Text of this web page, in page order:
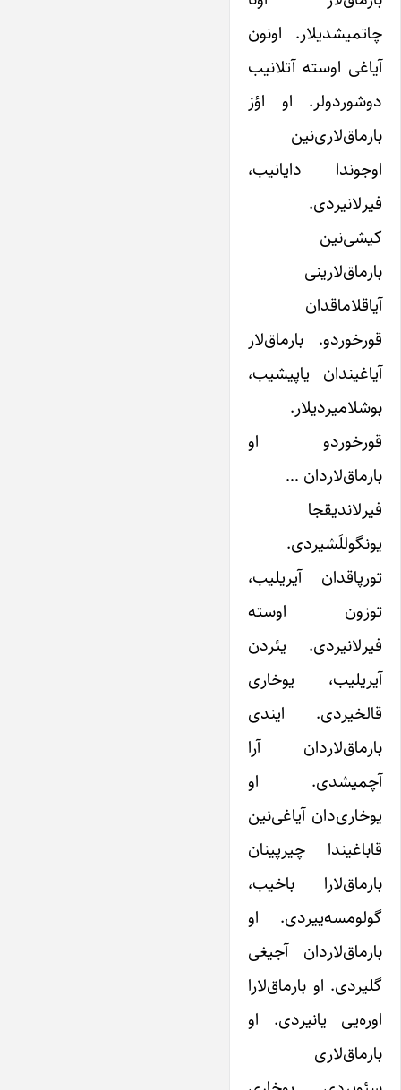
چاتمیشدیلار. اونون
آیاغی اوسته آتلانیب
دوشوردولر. او اؤز
بارماق‌لاری‌نین
اوجوندا دایانیب،
فیرلانیردی.
کیشی‌نین
بارماق‌لارینی
آیاقلاماقدان
قورخوردو. بارماق‌لار
آیاغیندان یاپیشیب،
بوشلامیردیلار.
قورخوردو او
بارماق‌لاردان …
فیرلاندیقجا
یونگوللَشیردی.
تورپاقدان آیریلیب،
توزون اوسته
فیرلانیردی. یئردن
آیریلیب، یوخاری
قالخیردی. ایندی
بارماق‌لاردان آرا
آچمیشدی. او
یوخاری‌دان آیاغی‌نین
قاباغیندا چیرپینان
بارماق‌لارا باخیب،
گولومسه‌ییردی. او
بارماق‌لاردان آجیغی
گلیردی. او بارماق‌لارا
اوره‌یی یانیردی. او
بارماق‌لاری